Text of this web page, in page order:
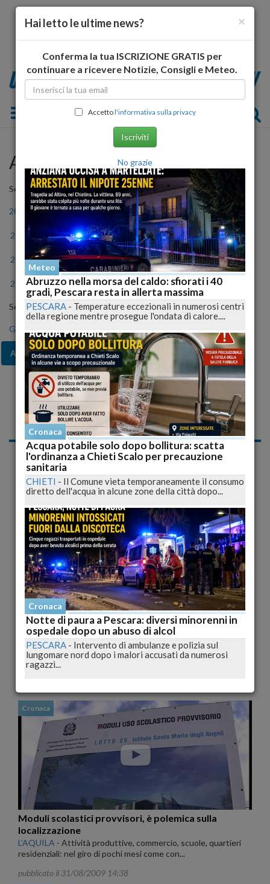
Toggle navigation
Archivio Storico
Seleziona l'anno
2006 2007 2008 2009 2010 2011
2012 2013 2014 2015 2016 2017
2018 2019 2020 2021 2022 2023
2024 2025 2026
Seleziona il mese
Gen
Ago Set Ott Nov Dic
Notizie di Lunedì, 31
Agosto 2009
Cialente riorganizza la macchina comunale, 3 nuove
macro aree
L'AQUILA-Il sindaco dell'Aquila Massimo Cialente ha varato il
nuovo assetto della struttura organizzativa...
pubblicato il 31/08/2009 19:25
Cronaca
Zone rosse: pubblicati ufficiosamente gli esiti delle
verifiche
L'AQUILA-Sono terminati i lavori di inserimento dati dei centri
storici - c.d. “zone rosse”- a seguito dei...
Cronaca
Moduli scolastici provvisori, è polemica sulla
localizzazione
L'AQUILA - Attività produttive, commercio, scuole, quartieri
residenziali: nel giro di pochi mesi come con...
pubblicato il 31/08/2009 14:38
×
Hai letto le ultime news?
Conferma la tua ISCRIZIONE GRATIS per
continuare a ricevere Notizie, Consigli e Meteo.
Accettol'informativa sulla privacy
Iscriviti
No grazie
Meteo
Abruzzo nella morsa del caldo: sfiorati i 40
gradi, Pescara resta in allerta massima
PESCARA - Temperature eccezionali in numerosi centri
della regione mentre prosegue l'ondata di calore....
Cronaca
Acqua potabile solo dopo bollitura: scatta
l'ordinanza a Chieti Scalo per precauzione
sanitaria
CHIETI - Il Comune vieta temporaneamente il consumo
diretto dell'acqua in alcune zone della città dopo...
Cronaca
Notte di paura a Pescara: diversi minorenni in
ospedale dopo un abuso di alcol
PESCARA - Intervento di ambulanze e polizia sul
lungomare nord dopo i malori accusati da numerosi
ragazzi...